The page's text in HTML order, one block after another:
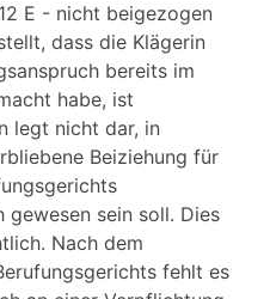
E - nicht beigezogen
dass die Klägerin
bereits im
habe, ist
legt nicht dar, in
Beiziehung für
gewesen sein soll. Dies
Nach dem
fehlt es